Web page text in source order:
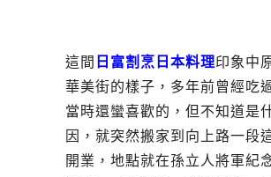
這間 日富割烹日本料理印象中
華美街的樣子，多年前曾經吃
當時還蠻喜歡的，但不知道是
因，就突然搬家到向上路一段
開業，地點就在孫立人將軍紀